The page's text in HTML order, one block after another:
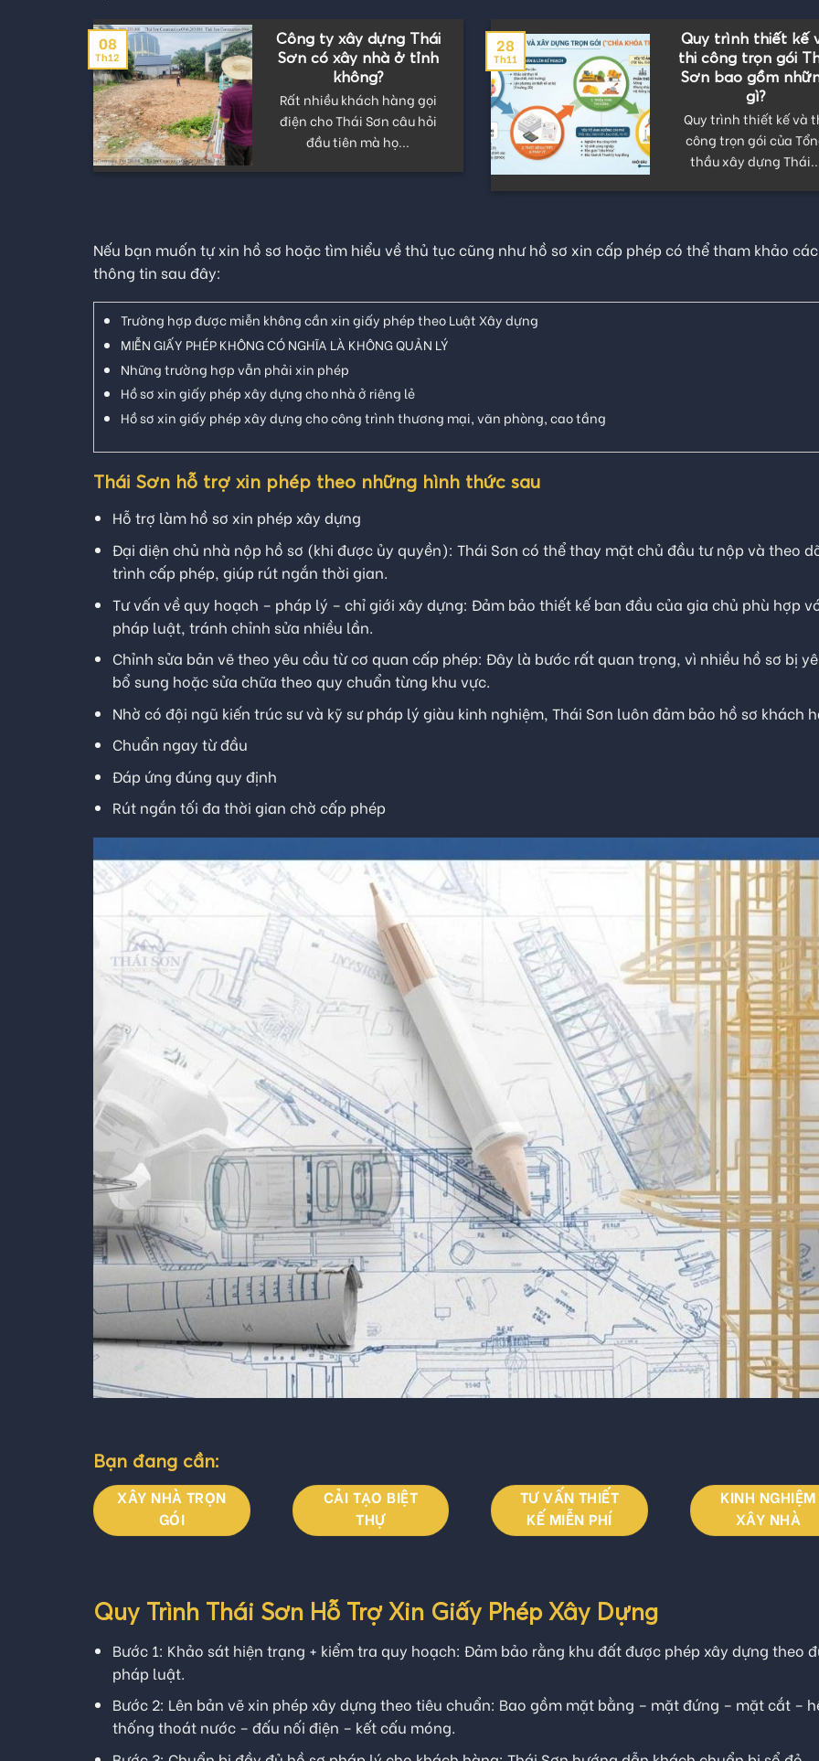
CÔNG TY XÂY DỰNG
UY TÍN TẠI HÀ NỘI –
THÁI SƠN DẪN ĐẦU
CHẤT LƯỢNG THI
CÔNG BIỆT THỰ
Xây một ngôi nhà không
29
Th10
Thái Sơn | Đơn vị
công nhà thờ họ –
từ đường uy tín
Việt Nam
Bạn đang tìm Đơn vị
công nhà thờ họ uy tín
bảo chất...
17
Th2
Nếu bạn muốn tự xin hồ sơ hoặc tìm hiểu về thủ tục cũng như hồ sơ xin cấp phép có thể tham khảo các
thông tin sau đây:
Trường hợp được miễn không cần xin giấy phép theo Luật Xây dựng
MIỄN GIẤY PHÉP KHÔNG CÓ NGHĨA LÀ KHÔNG QUẢN LÝ
Những trường hợp vẫn phải xin phép
Hồ sơ xin giấy phép xây dựng cho nhà ở riêng lẻ
Hồ sơ xin giấy phép xây dựng cho công trình thương mại, văn phòng, cao tầng
Thái Sơn hỗ trợ xin phép theo những hình thức sau
Hỗ trợ làm hồ sơ xin phép xây dựng
Đại diện chủ nhà nộp hồ sơ (khi được ủy quyền): Thái Sơn có thể thay mặt chủ đầu tư nộp và theo
trình cấp phép, giúp rút ngắn thời gian.
Tư vấn về quy hoạch – pháp lý – chỉ giới xây dựng: Đảm bảo thiết kế ban đầu của gia chủ phù hợp
pháp luật, tránh chỉnh sửa nhiều lần.
Chỉnh sửa bản vẽ theo yêu cầu từ cơ quan cấp phép: Đây là bước rất quan trọng, vì nhiều hồ sơ bị
bổ sung hoặc sửa chữa theo quy chuẩn từng khu vực.
Nhờ có đội ngũ kiến trúc sư và kỹ sư pháp lý giàu kinh nghiệm, Thái Sơn luôn đảm bảo hồ sơ khách
Chuẩn ngay từ đầu
Đáp ứng đúng quy định
Rút ngắn tối đa thời gian chờ cấp phép
Bạn đang cần:
XÂY NHÀ TRỌN
GÓI
CẢI TẠO BIỆT
THỰ
TƯ VẤN THIẾT
KẾ MIỄN PHÍ
KINH NGHIỆM
XÂY NHÀ
Quy Trình Thái Sơn Hỗ Trợ Xin Giấy Phép Xây Dựng
Bước 1: Khảo sát hiện trạng + kiểm tra quy hoạch: Đảm bảo rằng khu đất được phép xây dựng theo
pháp luật.
Bước 2: Lên bản vẽ xin phép xây dựng theo tiêu chuẩn: Bao gồm mặt bằng – mặt đứng – mặt cắt –
thống thoát nước – đấu nối điện – kết cấu móng.